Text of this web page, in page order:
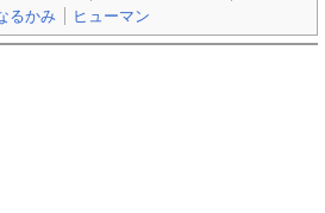
るかみ ヒューマン